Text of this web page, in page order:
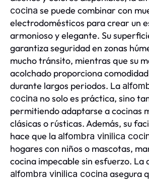
cocina se puede combinar con
electrodomésticos para crear un
armonioso y elegante. Su
garantiza seguridad en zonas
mucho tránsito, mientras que su
acolchado proporciona
durante largos periodos. La
cocina no solo es práctica, sino
permitiendo adaptarse a cocinas
clásicas o rústicas. Además, su
hace que la alfombra vinilica
hogares con niños o mascotas,
cocina impecable sin esfuerzo. La
alfombra vinilica cocina asegura